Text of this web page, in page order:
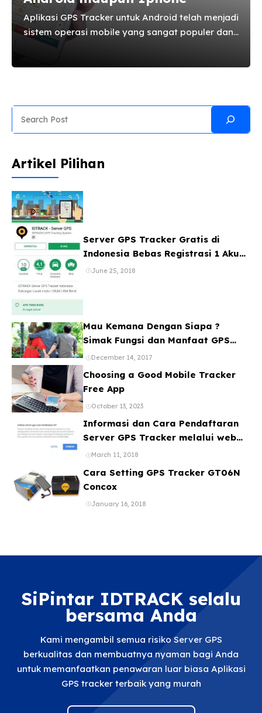
Aplikasi GPS Tracker untuk Android telah menjadi
sistem operasi mobile yang sangat populer dan
berbagai macam aplikasi pendukung yang telah
tersedia di Playstore dan siap dipakai kapan
saja. Salah satu aplikasi yang cukup banyak
pelacak mobil android. Aplikasi gps pelacak
mobil android merupakan salah satu aplikasi
yang wajib ...
Artikel Pilihan
Server GPS Tracker Gratis di
Indonesia Bebas Registrasi 1 Akun
Banyak Device
June 25, 2018
Mau Kemana Dengan Siapa ?
Simak Fungsi dan Manfaat GPS
Mobil
December 14, 2017
Choosing a Good Mobile Tracker
Free App
October 13, 2023
Informasi dan Cara Pendaftaran
Server GPS Tracker melalui web
ataupun Aplikasi Online Gratis
March 11, 2018
Cara Setting GPS Tracker GT06N
Concox
January 16, 2018
SiPintar IDTRACK selalu
bersama Anda
Kami mengambil semua risiko Server GPS
berkualitas dan membuatnya nyaman bagi Anda
untuk memanfaatkan penawaran luar biasa Aplikasi
GPS tracker terbaik yang murah